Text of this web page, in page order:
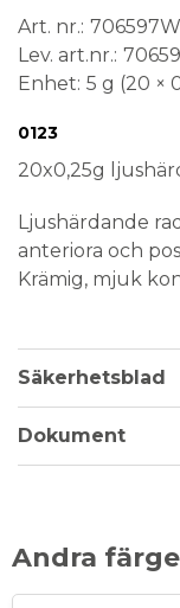
Art. nr.
Lev. art.nr.
Enhet 5 g (20 ×
Medical Device
0123
20x0,25g
Ljushärdande
anteriora och
Krämig, mjuk
dentin, 1 incisal
(T).
Säkerhetsblad
Dokument
Andra